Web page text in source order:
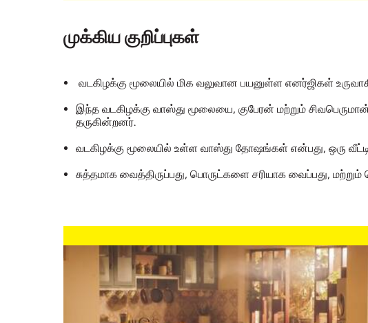
முக்கிய குறிப்புகள்
வடகிழக்கு மூலையில் மிக வலுவான பயனுள்ள எனர்ஜிகள்
இந்த வடகிழக்கு வாஸ்து மூலையை, குபேரன் மற்றும்
தருகின்றனர்.
வடகிழக்கு மூலையில் உள்ள வாஸ்து தோஷங்கள் என்பது, ஒரு
சுத்தமாக வைத்திருப்பது, பொருட்களை சரியாக வைப்பது,